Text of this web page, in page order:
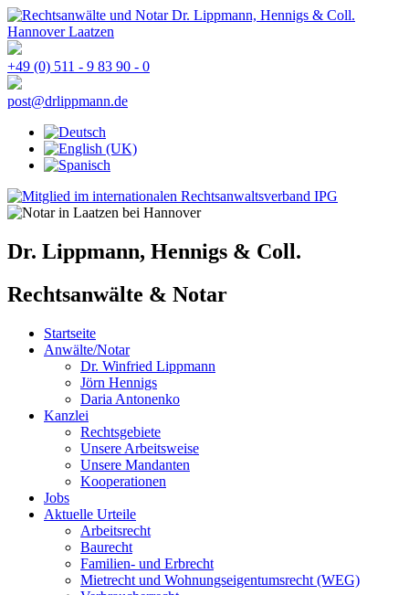
+49 (0) 511 - 9 83 90 - 0
post@drlippmann.de
Dr. Lippmann, Hennigs & Coll.
Rechtsanwälte & Notar
Startseite
Anwälte/Notar
Dr. Winfried Lippmann
Jörn Hennigs
Daria Antonenko
Kanzlei
Rechtsgebiete
Unsere Arbeitsweise
Unsere Mandanten
Kooperationen
Jobs
Aktuelle Urteile
Arbeitsrecht
Baurecht
Familien- und Erbrecht
Mietrecht und Wohnungseigentumsrecht (WEG)